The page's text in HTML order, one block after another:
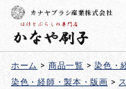
カナヤブラシ産業株式会社
ホーム > 商品一覧 > 染色・
染色・経師・製本・版画 >